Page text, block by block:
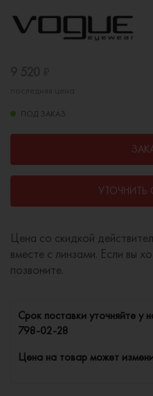
ПОД ЗАКАЗ
Цена со скидкой
вместе с линзами. Если вы
позвоните.
Cрок поставки уточняйте у
798-02-28
Цена на товар может